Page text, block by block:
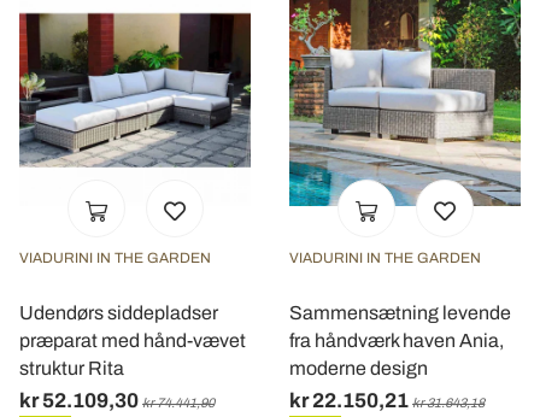
VIADURINI IN THE GARDEN
Udendørs siddepladser
præparat med hånd-vævet
struktur Rita
kr 52.109,30 kr 74.441,90
VIADURINI IN THE GARDEN
Sammensætning levende
fra håndværk haven Ania,
moderne design
kr 22.150,21 kr 31.643,18